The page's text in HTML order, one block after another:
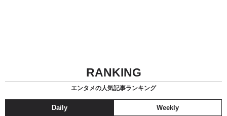
RANKING
エンタメの人気記事ランキング
Daily Weekly